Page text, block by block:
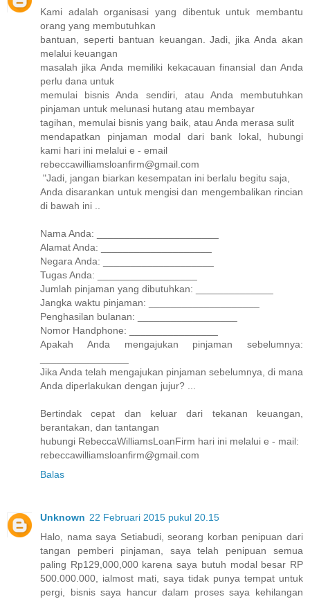
Kami adalah organisasi yang dibentuk untuk membantu
orang yang membutuhkan
bantuan, seperti bantuan keuangan. Jadi, jika Anda akan
melalui keuangan
masalah jika Anda memiliki kekacauan finansial dan Anda
perlu dana untuk
memulai bisnis Anda sendiri, atau Anda membutuhkan
pinjaman untuk melunasi hutang atau membayar
tagihan, memulai bisnis yang baik, atau Anda merasa sulit
mendapatkan pinjaman modal dari bank lokal, hubungi
kami hari ini melalui e - email
rebeccawilliamsloanfirm@gmail.com
"Jadi, jangan biarkan kesempatan ini berlalu begitu saja,
Anda disarankan untuk mengisi dan mengembalikan rincian
di bawah ini ..
Nama Anda: ______________________
Alamat Anda: ____________________
Negara Anda: ____________________
Tugas Anda: __________________
Jumlah pinjaman yang dibutuhkan: ______________
Jangka waktu pinjaman: ____________________
Penghasilan bulanan: __________________
Nomor Handphone: ________________
Apakah Anda mengajukan pinjaman sebelumnya:
Jika Anda telah mengajukan pinjaman sebelumnya, di mana
Anda diperlakukan dengan jujur? ...
Bertindak cepat dan keluar dari tekanan keuangan,
berantakan, dan tantangan
hubungi RebeccaWilliamsLoanFirm hari ini melalui e - mail:
rebeccawilliamsloanfirm@gmail.com
Balas
Unknown 22 Februari 2015 pukul 20.15
Halo, nama saya Setiabudi, seorang korban penipuan dari
tangan pemberi pinjaman, saya telah penipuan semua
paling Rp129,000,000 karena saya butuh modal besar RP
500.000.000, ialmost mati, saya tidak punya tempat untuk
pergi, bisnis saya hancur dalam proses saya kehilangan